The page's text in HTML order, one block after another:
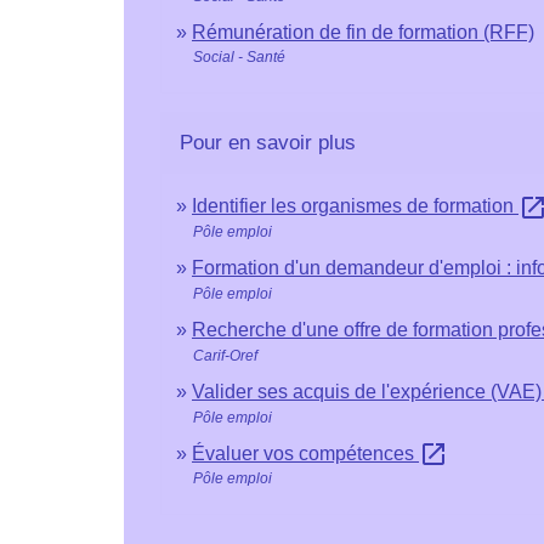
Rémunération de fin de formation (RFF)
Social - Santé
Pour en savoir plus
Identifier les organismes de formation open_in_new
Pôle emploi
Formation d'un demandeur d'emploi :
Pôle emploi
Recherche d'une offre de formation
Carif-Oref
Valider ses acquis de l'expérience (VAE)
Pôle emploi
Évaluer vos compétences open_in_new
Pôle emploi